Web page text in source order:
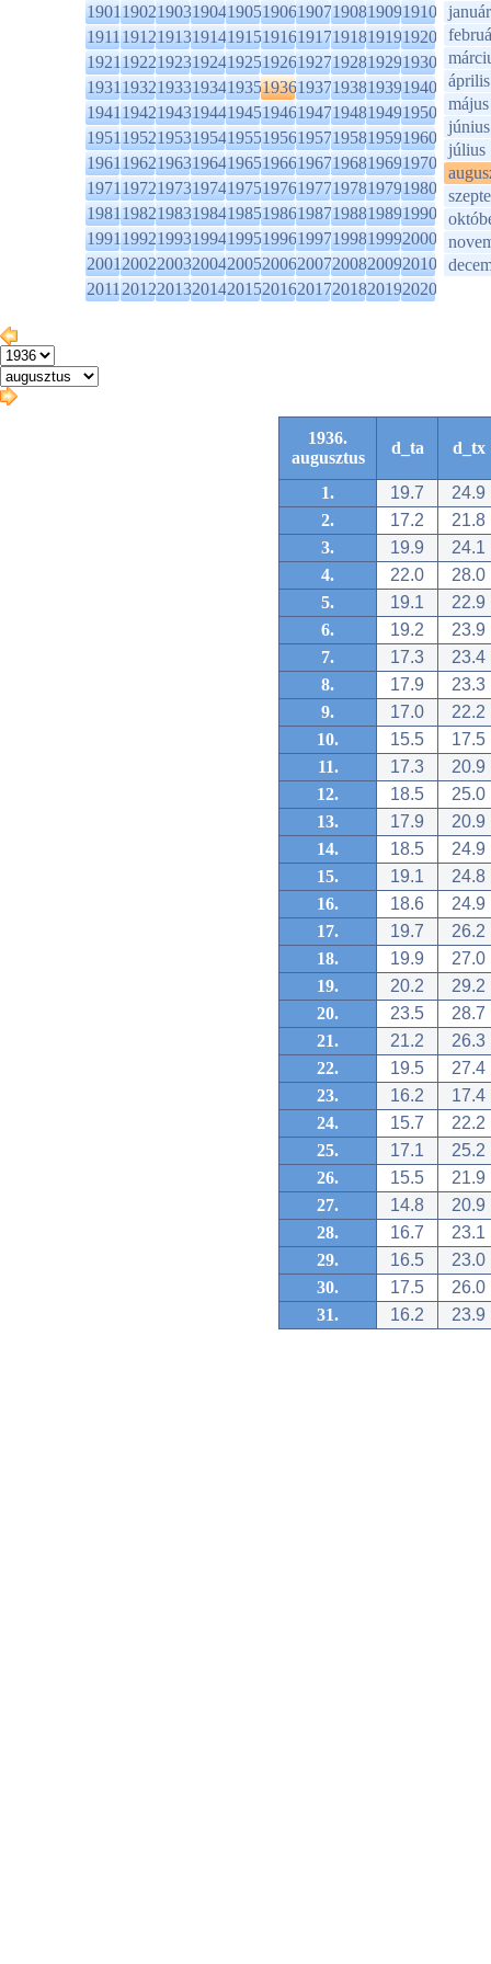
1901190219031904190519061907190819091910
1911191219131914191519161917191819191920
1921192219231924192519261927192819291930
1931193219331934193519361937193819391940
1941194219431944194519461947194819491950
1951195219531954195519561957195819591960
1961196219631964196519661967196819691970
1971197219731974197519761977197819791980
1981198219831984198519861987198819891990
1991199219931994199519961997199819992000
2001200220032004200520062007200820092010
2011201220132014201520162017201820192020
január
április
május
június
július
1936.
augusztus
d_ta d_tx
1. 19.7
24.9
2.
17.2
21.8
3.
19.9
24.1
4.
22.0
28.0
5.
19.1
22.9
6.
19.2
23.9
7.
17.3
23.4
8.
17.9
23.3
9.
17.0
22.2
10.
15.5
17.5
11.
17.3
20.9
12.
18.5
25.0
13.
17.9
20.9
14.
18.5
24.9
15.
19.1
24.8
16.
18.6
24.9
17.
19.7
26.2
18.
19.9
27.0
19.
20.2
29.2
20.
23.5
28.7
21.
21.2
26.3
22.
19.5
27.4
23.
16.2
17.4
24.
15.7
22.2
25.
17.1
25.2
26.
15.5
21.9
27.
14.8
20.9
28.
16.7
23.1
29.
16.5
23.0
30.
17.5
26.0
31.
16.2 23.9